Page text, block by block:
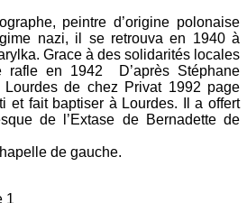
peintre d’origine polonaise
nazi, il se retrouva en 1940 à
Grace à des solidarités locales
rafle en 1942 D’après Stéphane
de chez Privat 1992 page
et fait baptiser à Lourdes. Il a offert
de l’Extase de Bernadette de
de gauche.